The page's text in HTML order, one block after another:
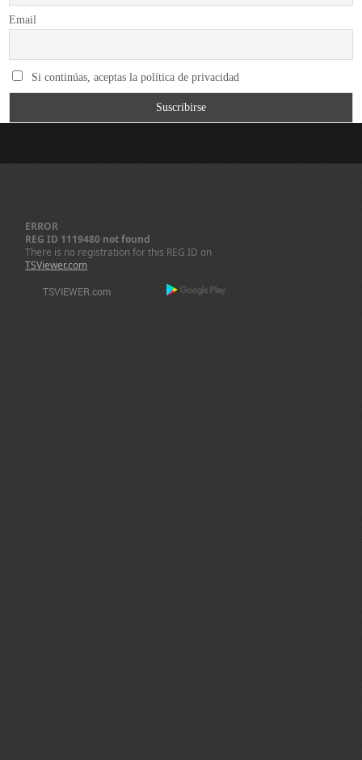
Email
Si continúas, aceptas la política de privacidad
ERROR
REG ID 1119480 not found
There is no registration for this REG ID on
TSViewer.com